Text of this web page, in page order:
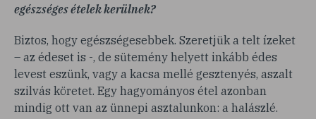
egészséges ételek kerülnek?
Biztos, hogy egészségesebbek. Szeretjük a telt ízeket
– az édeset is -, de sütemény helyett inkább édes
levest eszünk, vagy a kacsa mellé gesztenyés, aszalt
szilvás köretet. Egy hagyományos étel azonban
mindig ott van az ünnepi asztalunkon: a halászlé.